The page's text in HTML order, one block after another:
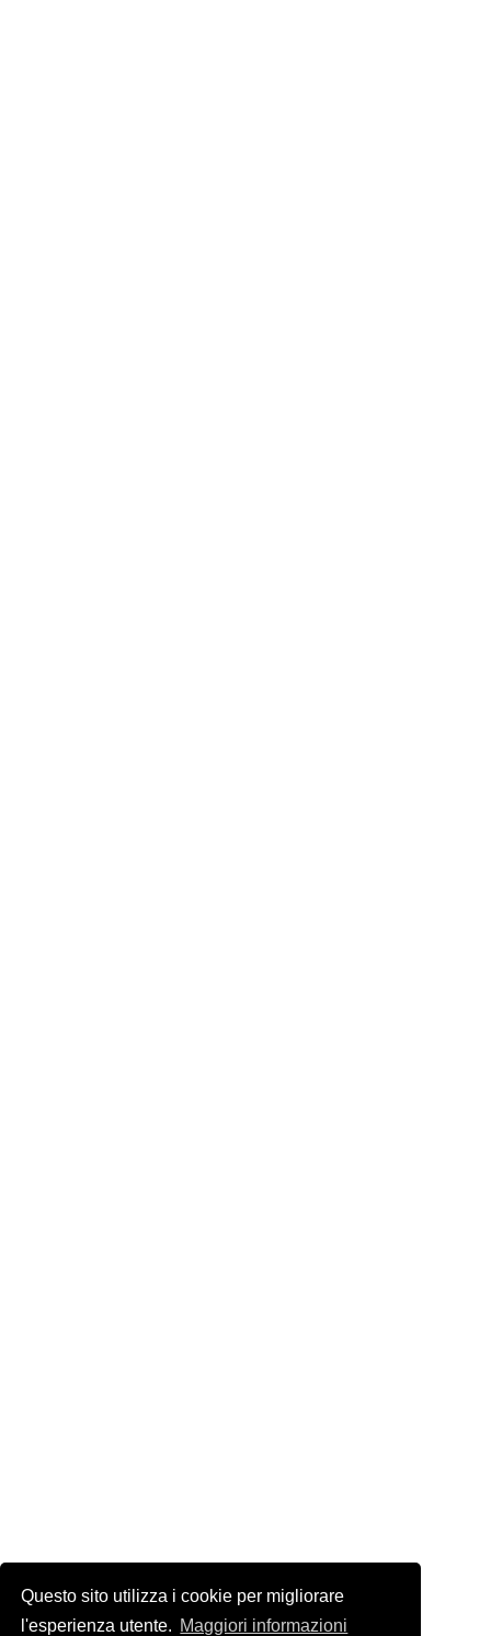
Questo sito utilizza i cookie per migliorare
l'esperienza utente. Maggiori informazioni